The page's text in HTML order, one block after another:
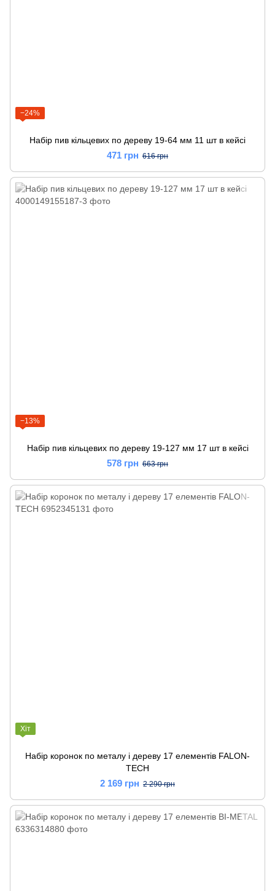
−24%
Набір пив кільцевих по дереву 19-64 мм 11 шт в кейсі
471 грн 616 грн
−13%
Набір пив кільцевих по дереву 19-127 мм 17 шт в кейсі
578 грн 663 грн
Хіт
Набір коронок по металу і дереву 17 елементів FALON-
TECH
2 169 грн 2 290 грн